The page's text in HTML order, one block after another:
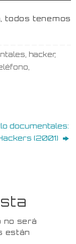
todos tenemos
hacker,
documentales:
(2001)
no será
están